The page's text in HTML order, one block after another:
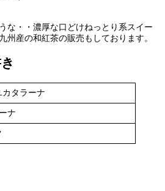
な・・濃厚な口どけねっとり系スイー
州産の和紅茶の販売もしております。
タラーナ
ナ